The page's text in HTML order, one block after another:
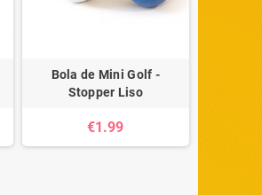
Bola de Mini Golf -
Stopper Liso
€1.99